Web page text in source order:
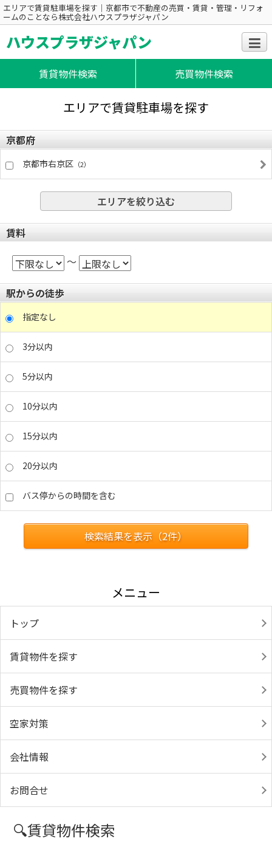
エリアで賃貸駐車場を探す｜京都市で不動産の売買・賃貸・管理・リフォ
ームのことなら株式会社ハウスプラザジャパン
ハウスプラザジャパン
賃貸物件検索 売買物件検索
エリアで賃貸駐車場を探す
京都府
京都市右京区 （2）
エリアを絞り込む
賃料
～
駅からの徒歩
指定なし
3分以内
5分以内
10分以内
15分以内
20分以内
バス停からの時間を含む
検索結果を表示（2件）
メニュー
トップ
賃貸物件を探す
売買物件を探す
空家対策
会社情報
お問合せ
🔍賃貸物件検索